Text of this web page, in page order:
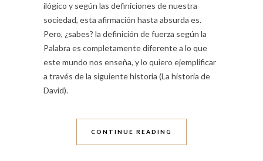
ilógico y según las definiciones de nuestra
sociedad, esta afirmación hasta absurda es.
Pero, ¿sabes? la definición de fuerza según la
Palabra es completamente diferente a lo que
este mundo nos enseña, y lo quiero ejemplificar
a través de la siguiente historia (La historia de
David).
CONTINUE READING